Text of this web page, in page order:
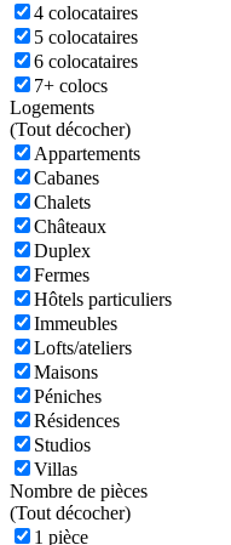
4 colocataires
5 colocataires
6 colocataires
7+ colocs
Logements
(Tout décocher)
Appartements
Cabanes
Chalets
Châteaux
Duplex
Fermes
Hôtels particuliers
Immeubles
Lofts/ateliers
Maisons
Péniches
Résidences
Studios
Villas
Nombre de pièces
(Tout décocher)
1 pièce